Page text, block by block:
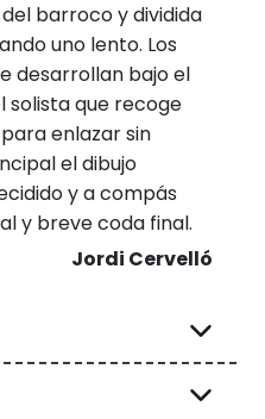
barroco y dividida
uno lento. Los
desarrollan bajo el
solista que recoge
enlazar sin
el dibujo
y a compás
y breve coda final.
Jordi Cervelló